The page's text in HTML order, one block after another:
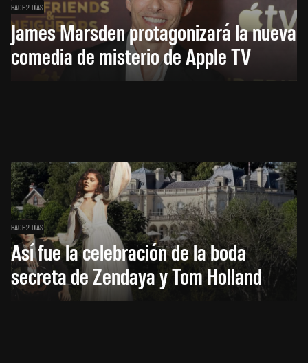
HACE 2 DÍAS
James Marsden protagonizará la nueva
comedia de misterio de Apple TV
HACE 2 DÍAS
Así fue la celebración de la boda
secreta de Zendaya y Tom Holland